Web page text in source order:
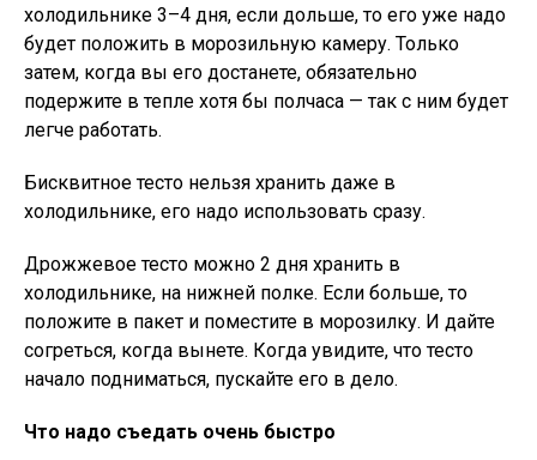
холодильнике 3–4 дня, если дольше, то его уже надо
будет положить в морозильную камеру. Только
затем, когда вы его достанете, обязательно
подержите в тепле хотя бы полчаса — так с ним будет
легче работать.
Бисквитное тесто нельзя хранить даже в
холодильнике, его надо использовать сразу.
Дрожжевое тесто можно 2 дня хранить в
холодильнике, на нижней полке. Если больше, то
положите в пакет и поместите в морозилку. И дайте
согреться, когда вынете. Когда увидите, что тесто
начало подниматься, пускайте его в дело.
Что надо съедать очень быстро